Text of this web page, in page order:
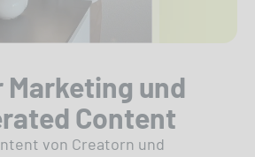
und
Content
von Creatorn und